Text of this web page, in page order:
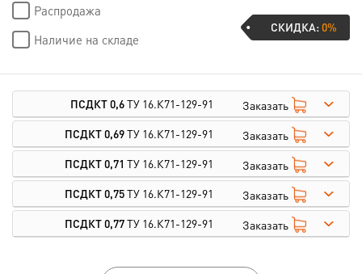
Распродажа
Наличие на складе
СКИДКА:0%
ПСДКТ 0,6ТУ 16.К71-129-91
Заказать
ПСДКТ 0,69ТУ 16.К71-129-91
Заказать
ПСДКТ 0,71 ТУ 16.К71-129-91
Заказать
ПСДКТ 0,75ТУ 16.К71-129-91
Заказать
ПСДКТ 0,77ТУ 16.К71-129-91 Заказать